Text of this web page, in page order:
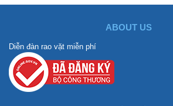
ABOUT US
Diễn đàn rao vặt miễn phí